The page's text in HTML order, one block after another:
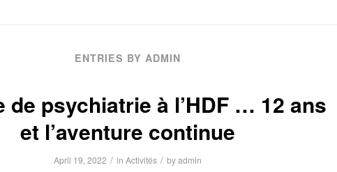
ENTRIES BY ADMIN
de psychiatrie à l’HDF … 12 ans
et l’aventure continue
April 19, 2022 / in Activités / byadmin